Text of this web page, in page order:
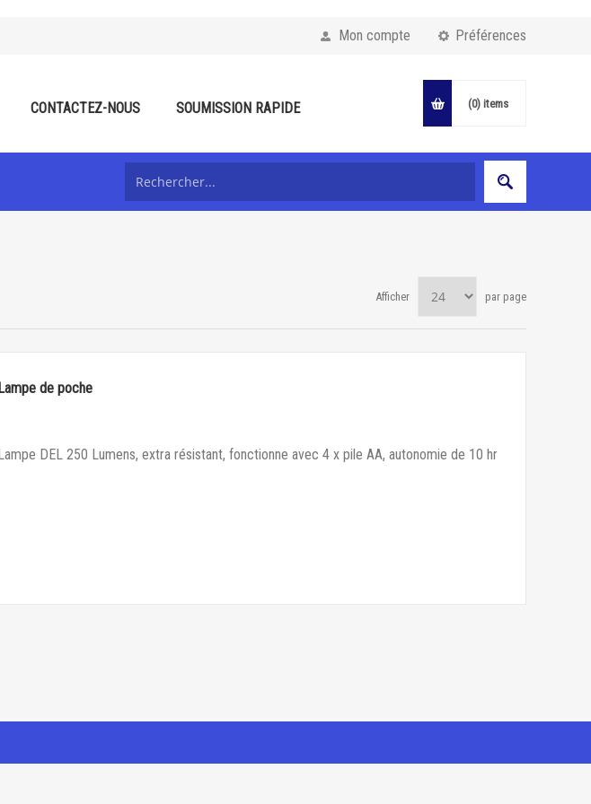
Préférences
Mon compte
CONTACTEZ-NOUS SOUMISSION RAPIDE (0) items
Afficher par page
Lampe de poche
DEL 250 Lumens, extra résistant, fonctionne avec 4 x pile AA, autonomie de 10 hr